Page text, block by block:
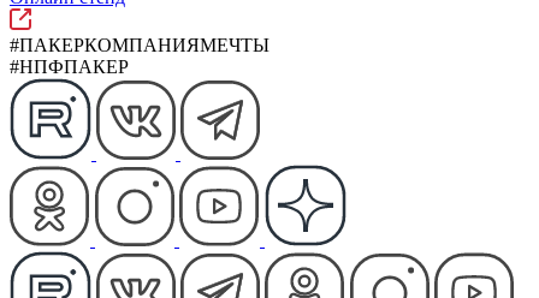
#ПАКЕРКОМПАНИЯМЕЧТЫ
#НПФПАКЕР